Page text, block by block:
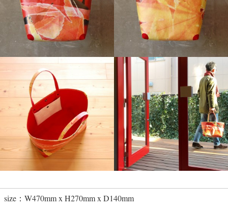
size：W470mm x H270mm x D140mm